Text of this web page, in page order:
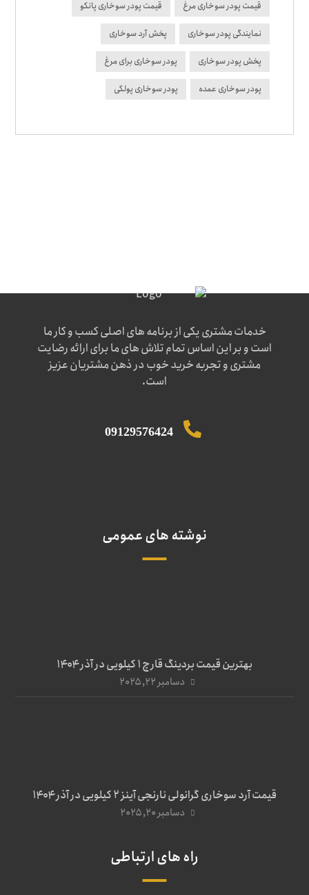
قیمت پودر سوخاری مرغ قیمت پودر سوخاری پانکو
نمایندگی پودر سوخاری پخش آرد سوخاری
پخش پودر سوخاری پودر سوخاری برای مرغ
پودر سوخاری عمده پودر سوخاری پولکی
خدمات مشتری یکی از برنامه های اصلی کسب و کار ما
است و بر این اساس تمام تلاش های ما برای ارائه رضایت
مشتری و تجربه خرید خوب در ذهن مشتریان عزیز
است.
09129576424
نوشته های عمومی
بهترین قیمت بردینگ قارچ 1 کیلویی در آذر ۱۴۰۴
دسامبر ۲۲, ۲۰۲۵
قیمت آرد سوخاری گرانولی نارنجی آینز ۲ کیلویی در آذر ۱۴۰۴
دسامبر ۲۰, ۲۰۲۵
راه های ارتباطی